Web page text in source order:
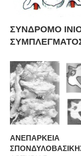
ΣΥΝΔΡΟΜΟ
ΑΝΕΠΑΡΚΕΙΑ